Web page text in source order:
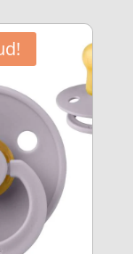
69,95 kr..
pris
er:
55,96 kr..